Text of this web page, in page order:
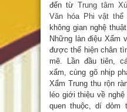
đến từ Trung tâm
Văn hóa Phi vật thể
không gian nghệ
Những làn điệu Xẩm
được thể hiện chân
mê. Lần đầu tiên,
xẩm, cùng gõ nhịp
Xẩm Trung thu rộn
léo giới thiệu về
quen thuộc, dí dỏm